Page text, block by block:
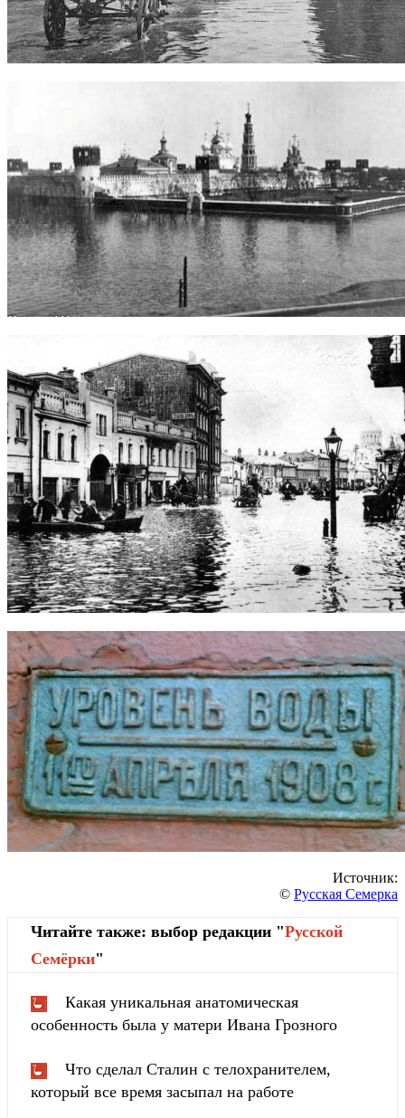
Источник:
© Русская Семерка
Читайте также: выбор редакции "Русской
Cемёрки"
Какая уникальная анатомическая
особенность была у матери Ивана Грозного
Что сделал Сталин с телохранителем,
который все время засыпал на работе